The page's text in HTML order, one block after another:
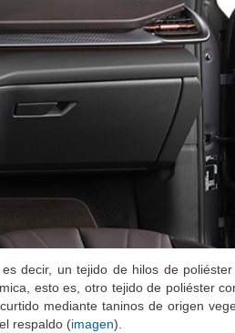
decir, un tejido de hilos de
esto es, otro tejido de poliéster
mediante taninos de origen